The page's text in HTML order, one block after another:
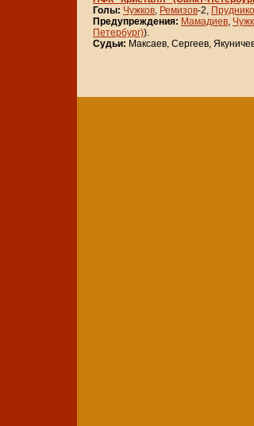
Голы: Чужков, Ремизов-2,
Предупреждения: Мамадиев,
Петербург)).
Судьи: Максаев, Сергеев,